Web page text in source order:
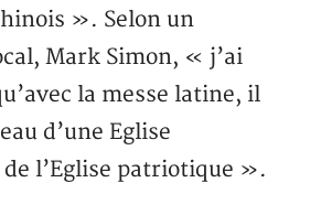
». Selon un
Mark Simon, « j’ai
la messe latine, il
d’une Eglise
l’Eglise patriotique ».